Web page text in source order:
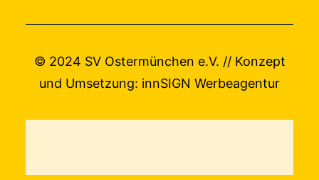
© 2024 SV Ostermünchen e.V. // Konzept
und Umsetzung: innSIGN Werbeagentur